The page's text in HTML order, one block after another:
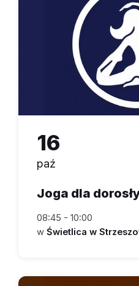
16
paź
Joga dla
08:45 - 10:00
w Świetlica w